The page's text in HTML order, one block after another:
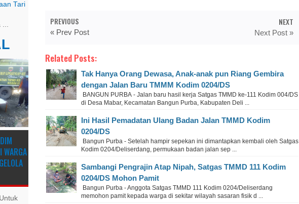
Tari
...
PREVIOUS
« Prev Post
NEXT
Next Post »
Related Posts:
Tak Hanya Orang Dewasa, Anak-anak pun Riang Gembira
dengan Jalan Baru TMMM Kodim 0204/DS
BANGUN PURBA - Jalan baru hasil kerja Satgas TMMD ke-111 Kodim 004/DS
di Desa Mabar, Kecamatan Bangun Purba, Kabupaten Deli ...
Ini Hasil Pemadatan Ulang Badan Jalan TMMD Kodim
0204/DS
Bangun Purba - Setelah hampir sepekan ini dimantapkan kembali oleh Satgas
Kodim 0204/Deliserdang, permukaan badan jalan sep ...
Sambangi Pengrajin Atap Nipah, Satgas TMMD 111 Kodim
0204/DS Mohon Pamit
Bangun Purba - Anggota Satgas TMMD 111 Kodim 0204/Deliserdang
memohon pamit kepada warga di sekitar wilayah sasaran fisik d ...